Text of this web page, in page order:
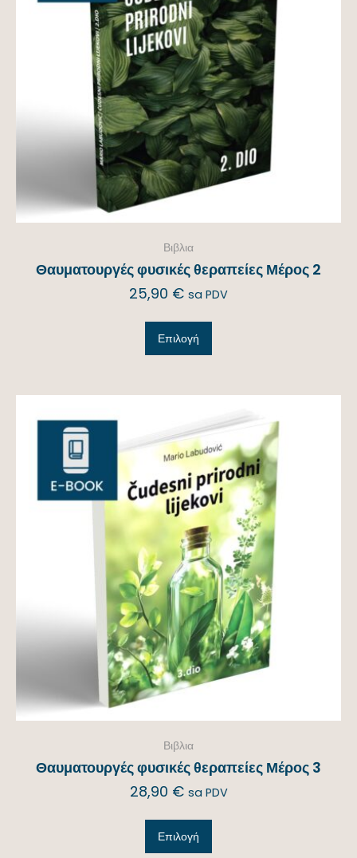
Βιβλια
Θαυματουργές φυσικές θεραπείες Μέρος 2
25,90 € sa PDV
Επιλογή
Βιβλια
Θαυματουργές φυσικές θεραπείες Μέρος 3
28,90 € sa PDV
Επιλογή